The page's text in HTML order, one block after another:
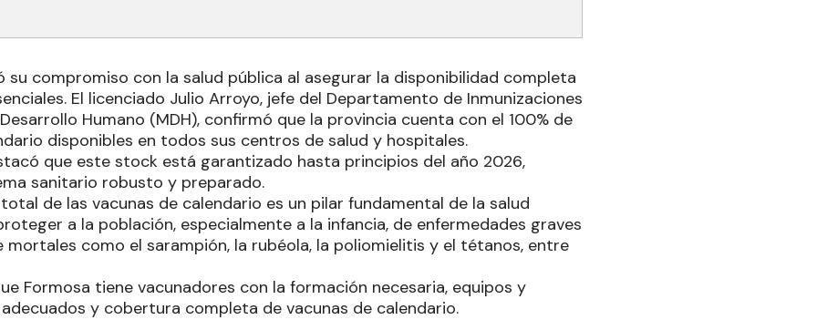
su compromiso con la salud pública al asegurar la disponibilidad completa
El licenciado Julio Arroyo, jefe del Departamento de Inmunizaciones
Humano (MDH), confirmó que la provincia cuenta con el 100% de
disponibles en todos sus centros de salud y hospitales.
que este stock está garantizado hasta principios del año 2026,
sanitario robusto y preparado.
de las vacunas de calendario es un pilar fundamental de la salud
a la población, especialmente a la infancia, de enfermedades graves
como el sarampión, la rubéola, la poliomielitis y el tétanos, entre
Formosa tiene vacunadores con la formación necesaria, equipos y
y cobertura completa de vacunas de calendario.